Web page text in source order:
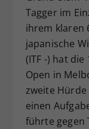
Tagger im
ihrem klaren
japanische
(ITF -) hat
Open in
zweite
einen
führte gegen
Zweck